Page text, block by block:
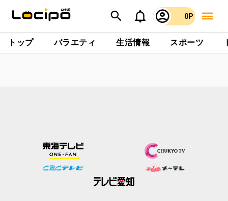
0P
トップ バラエティ 生活情報 スポーツ